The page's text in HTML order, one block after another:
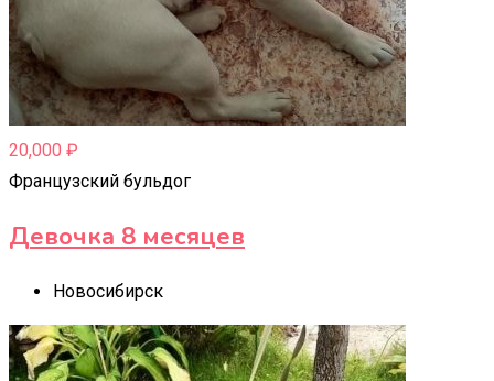
20,000 ₽
Французский бульдог
Девочка 8 месяцев
Новосибирск